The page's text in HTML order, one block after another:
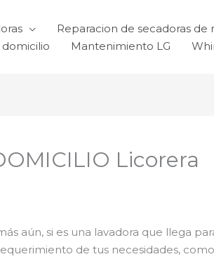
Reparacion de secadoras de
domicilio
Mantenimiento LG
Licorera
aún, si es una lavadora que llega
de tus necesidades,